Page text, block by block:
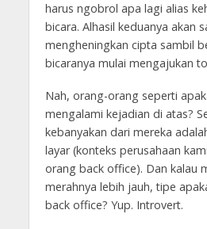
harus ngobrol apa lagi alias
bicara. Alhasil keduanya akan
mengheningkan cipta sambil
bicaranya mulai mengajukan
Nah, orang-orang seperti
mengalami kejadian di atas?
kebanyakan dari mereka
layar (konteks perusahaan
orang back office). Dan kalau
merahnya lebih jauh, tipe
back office? Yup. Introvert.